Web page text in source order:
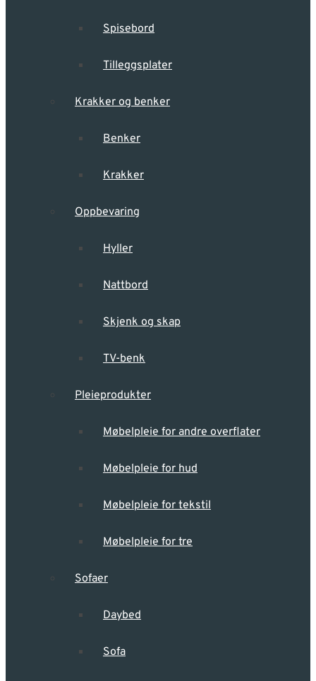
Spisebord
Tilleggsplater
Krakker og benker
Benker
Krakker
Oppbevaring
Hyller
Nattbord
Skjenk og skap
TV-benk
Pleieprodukter
Møbelpleie for andre overflater
Møbelpleie for hud
Møbelpleie for tekstil
Møbelpleie for tre
Sofaer
Daybed
Sofa